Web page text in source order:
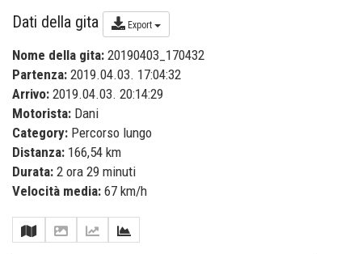
Dati della gita Export
Nome della gita: 20190403_170432
Partenza: 2019.04.03. 17:04:32
Arrivo: 2019.04.03. 20:14:29
Motorista: Dani
Category: Percorso lungo
Distanza: 166,54 km
Durata: 2 ora 29 minuti
Velocità media: 67 km/h